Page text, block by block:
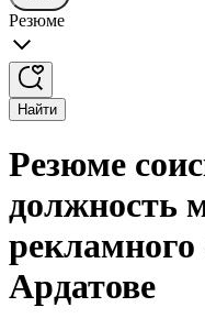
Резюме
Найти
Резюме
должность
рекламного
Ардатове